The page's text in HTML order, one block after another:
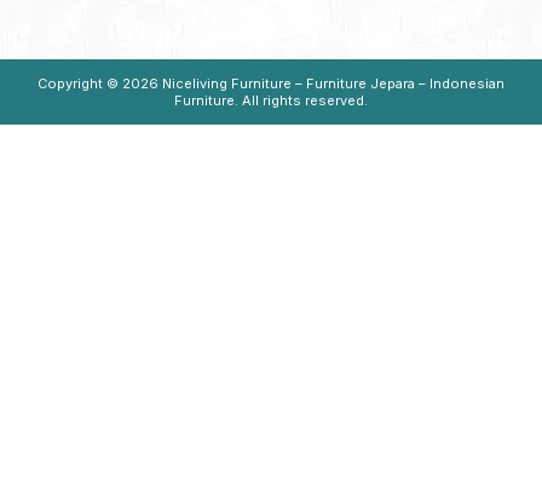
Copyright © 2026 Niceliving Furniture – Furniture Jepara – Indonesian
Furniture. All rights reserved.